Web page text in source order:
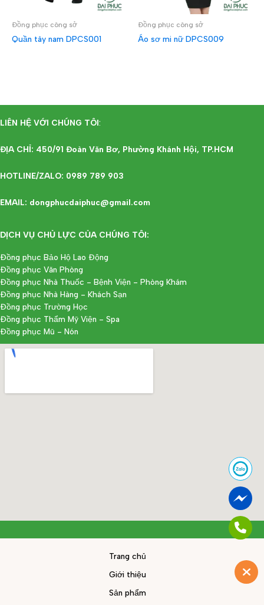
Đồng phục công sở
Quần tây nam DPCS001
Đồng phục công sở
Áo sơ mi nữ DPCS009
LIÊN HỆ VỚI CHÚNG TÔI:
ĐỊA CHỈ: 450/91 Đoàn Văn Bơ, Phường Khánh Hội, TP.HCM
HOTLINE/ZALO: 0989 789 903
EMAIL: dongphucdaiphuc@gmail.com
DỊCH VỤ CHỦ LỰC CỦA CHÚNG TÔI:
Đồng phục Bảo Hộ Lao Động
Đồng phục Văn Phòng
Đồng phục Nhà Thuốc - Bệnh Viện - Phòng Khám
Đồng phục Nhà Hàng - Khách Sạn
Đồng phục Trường Học
Đồng phục Thẩm Mỹ Viện - Spa
Đồng phục Mũ - Nón
Trang chủ
Giới thiệu
Sản phẩm